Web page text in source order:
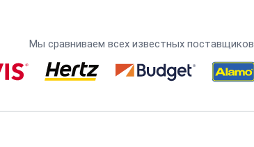
Мы сравниваем всех известных поставщиков